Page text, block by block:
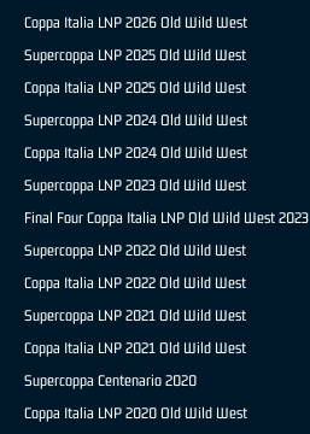
Coppa Italia LNP 2026 Old Wild West
Supercoppa LNP 2025 Old Wild West
Coppa Italia LNP 2025 Old Wild West
Supercoppa LNP 2024 Old Wild West
Coppa Italia LNP 2024 Old Wild West
Supercoppa LNP 2023 Old Wild West
Final Four Coppa Italia LNP Old Wild West 2023
Supercoppa LNP 2022 Old Wild West
Coppa Italia LNP 2022 Old Wild West
Supercoppa LNP 2021 Old Wild West
Coppa Italia LNP 2021 Old Wild West
Supercoppa Centenario 2020
Coppa Italia LNP 2020 Old Wild West